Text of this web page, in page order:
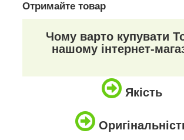
Отримайте товар
Чому варто купувати
нашому інтернет-
Якість